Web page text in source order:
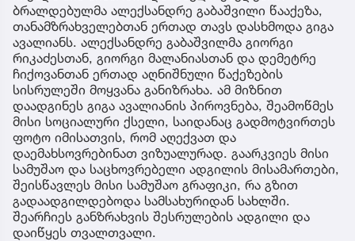
ბრალდებულმა ალექსანდრე გაბაშვილი წააქეზა,
თანამზრახველებთან ერთად თავს დასხმოდა გიგა
ავალიანს. ალექსანდრე გაბაშვილმა გიორგი
რიკაძესთან, გიორგი მალანიასთან და დემეტრე
ჩიქოვანთან ერთად აღნიშნული წაქეზების
სისრულეში მოყვანა განიზრახა. ამ მიზნით
დაადგინეს გიგა ავალიანის პიროვნება, შეამოწმეს
მისი სოციალური ქსელი, საიდანაც გადმოტვირთეს
ფოტო იმისათვის, რომ აღექვათ და
დაემახსოვრებინათ ვიზუალურად. გაარკვიეს მისი
სამუშაო და საცხოვრებელი ადგილის მისამართები,
შეისწავლეს მისი სამუშაო გრაფიკი, რა გზით
გადაადგილდებოდა სამსახურიდან სახლში.
შეარჩიეს განზრახვის შესრულების ადგილი და
დაიწყეს თვალთვალი.